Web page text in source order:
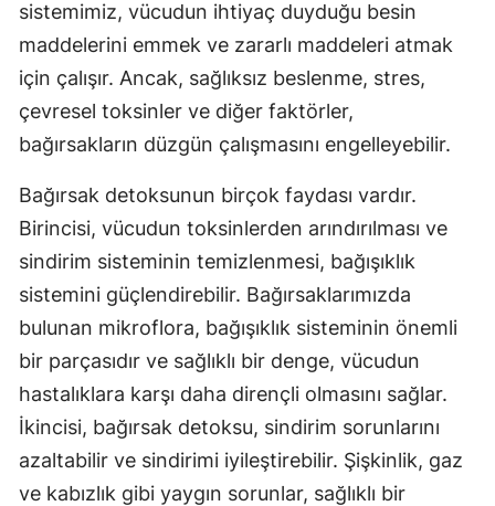
sistemimiz, vücudun ihtiyaç duyduğu besin
maddelerini emmek ve zararlı maddeleri atmak
için çalışır. Ancak, sağlıksız beslenme, stres,
çevresel toksinler ve diğer faktörler,
bağırsakların düzgün çalışmasını engelleyebilir.
Bağırsak detoksunun birçok faydası vardır.
Birincisi, vücudun toksinlerden arındırılması ve
sindirim sisteminin temizlenmesi, bağışıklık
sistemini güçlendirebilir. Bağırsaklarımızda
bulunan mikroflora, bağışıklık sisteminin önemli
bir parçasıdır ve sağlıklı bir denge, vücudun
hastalıklara karşı daha dirençli olmasını sağlar.
İkincisi, bağırsak detoksu, sindirim sorunlarını
azaltabilir ve sindirimi iyileştirebilir. Şişkinlik, gaz
ve kabızlık gibi yaygın sorunlar, sağlıklı bir